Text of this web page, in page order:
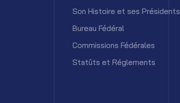
Son Histoire et ses Présidents
Bureau Fédéral
Commissions Fédérales
Statûts et Réglements